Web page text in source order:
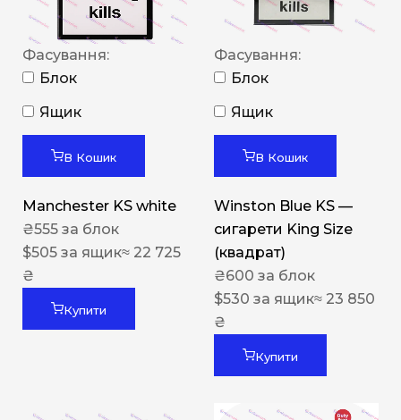
Фасування:
Блок
Ящик
В Кошик
Manchester KS white
₴555 за блок
$505 за ящик≈ 22 725
₴
Купити
Фасування:
Блок
Ящик
В Кошик
Winston Blue KS —
сигарети King Size
(квадрат)
₴600 за блок
$530 за ящик≈ 23 850
₴
Купити